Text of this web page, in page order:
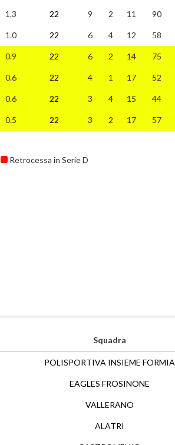
1.3 22 9 2 11 90
1.0 22 6 4 12 58
0.9 22 6 2 14 75
0.6 22 4 1 17 52
0.6 22 3 4 15 44
0.5 22 3 2 17 57
Retrocessa in Serie D
Squadra
POLISPORTIVA INSIEME FORMIA
EAGLES FROSINONE
VALLERANO
ALATRI